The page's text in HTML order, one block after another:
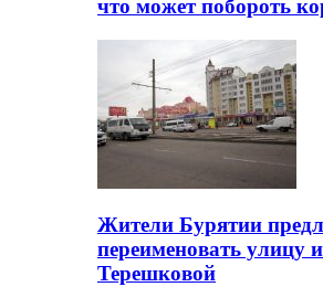
что может побороть
Жители Бурятии
переименовать улицу
Терешковой